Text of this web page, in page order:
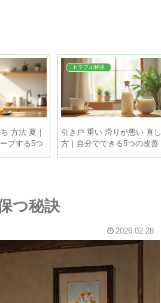
方法 夏｜
プする5つ
トラブル解決
引き戸 重い 滑りが悪い 直し
方｜自分でできる5つの改善
策
つ秘訣
2026.02.28